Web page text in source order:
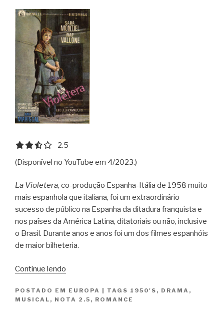
2.5 out of 5.0 stars
2.5
(Disponível no YouTube em 4/2023.)
La Violetera, co-produção Espanha-Itália de 1958 muito
mais espanhola que italiana, foi um extraordinário
sucesso de público na Espanha da ditadura franquista e
nos países da América Latina, ditatoriais ou não, inclusive
o Brasil. Durante anos e anos foi um dos filmes espanhóis
de maior bilheteria.
Continue lendo
POSTADO EM EUROPA TAGS 1950'S , DRAMA ,
MUSICAL , NOTA 2.5 , ROMANCE